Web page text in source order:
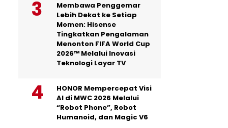
Membawa Penggemar
Lebih Dekat ke Setiap
Momen: Hisense
Tingkatkan Pengalaman
Menonton FIFA World Cup
2026™ Melalui Inovasi
Teknologi Layar TV
HONOR Mempercepat Visi
AI di MWC 2026 Melalui
“Robot Phone”, Robot
Humanoid, dan Magic V6